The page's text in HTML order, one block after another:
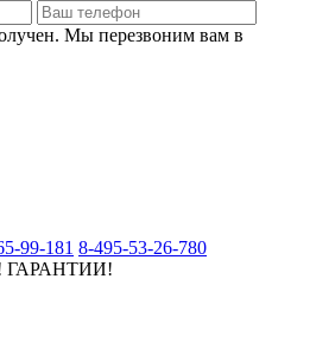
Мы перезвоним вам в
99-181 8-495-53-26-780
ГАРАНТИИ!